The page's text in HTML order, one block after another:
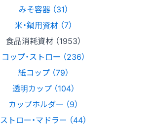
みそ容器 （31）
米・鍋用資材 （7）
食品消耗資材 （1953）
コップ・ストロー （236）
紙コップ （79）
透明カップ （104）
カップホルダー （9）
ストロー・マドラー （44）